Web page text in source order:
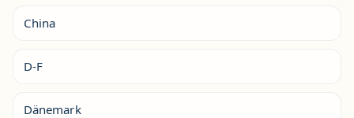
China
D-F
Dänemark